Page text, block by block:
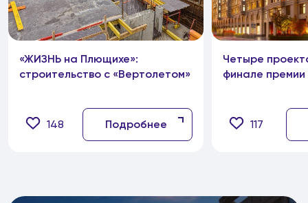
«ЖИЗНЬ на Плющихе»:
строительство с «Вертолетом»
148 Подробнее
Четыре
финале
117